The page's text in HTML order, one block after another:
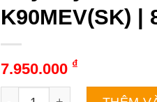
K90MEV(SK) |
7.950.000 ₫
Máy sấy Toshiba TD-